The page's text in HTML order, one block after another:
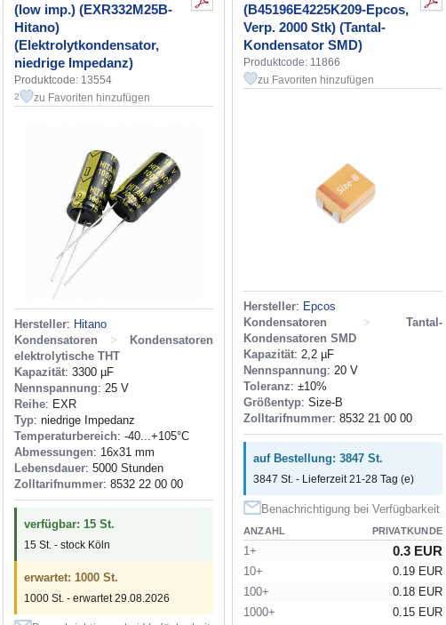
(low imp.) (EXR332M25B-
Hitano)
(Elektrolytkondensator,
niedrige Impedanz)
Produktcode: 13554
2 zu Favoriten hinzufügen
Hersteller: Hitano
Kondensatoren
>
Kondensatoren
elektrolytische THT
Kapazität: 3300 µF
Nennspannung: 25 V
Reihe: EXR
Typ: niedrige Impedanz
Temperaturbereich: -40...+105°C
Abmessungen: 16x31 mm
Lebensdauer: 5000 Stunden
Zolltarifnummer: 8532 22 00 00
verfügbar: 15 St.
15 St. - stock Köln
erwartet: 1000 St.
1000 St. - erwartet 29.08.2026
(B45196E4225K209-Epcos,
Verp. 2000 Stk) (Tantal-
Kondensator SMD)
Produktcode: 11866
zu Favoriten hinzufügen
Hersteller: Epcos
Kondensatoren
>
Tantal-
Kondensatoren SMD
Kapazität: 2,2 µF
Nennspannung: 20 V
Toleranz: ±10%
Größentyp: Size-B
Zolltarifnummer: 8532 21 00 00
auf Bestellung: 3847 St.
3847 St. - Lieferzeit 21-28 Tag (e)
Benachrichtigung bei Verfügbarkeit
ANZAHL PRIVATKUNDE
1+ 0.3 EUR
10+
0.19 EUR
100+
0.18 EUR
1000+
0.15 EUR